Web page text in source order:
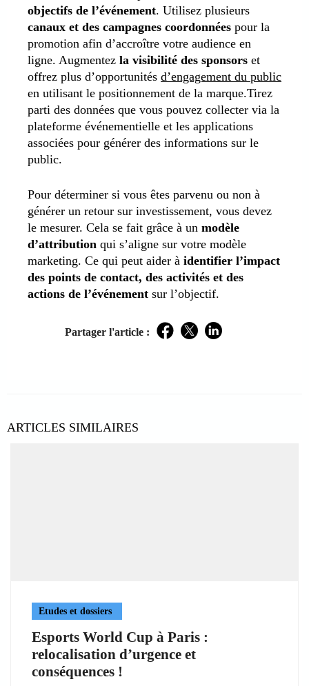
objectifs de l’événement. Utilisez plusieurs
canaux et des campagnes coordonnées pour la
promotion afin d’accroître votre audience en
ligne. Augmentez la visibilité des sponsors et
offrez plus d’opportunités d’engagement du public
en utilisant le positionnement de la marque.Tirez
parti des données que vous pouvez collecter via la
plateforme événementielle et les applications
associées pour générer des informations sur le
public.
Pour déterminer si vous êtes parvenu ou non à
générer un retour sur investissement, vous devez
le mesurer. Cela se fait grâce à un modèle
d’attribution qui s’aligne sur votre modèle
marketing. Ce qui peut aider à identifier l’impact
des points de contact, des activités et des
actions de l’événement sur l’objectif.
Partager l'article : Facebook
TwitterLinkedIn
ARTICLES SIMILAIRES
Etudes et dossiers
Esports World Cup à Paris :
relocalisation d’urgence et
conséquences !